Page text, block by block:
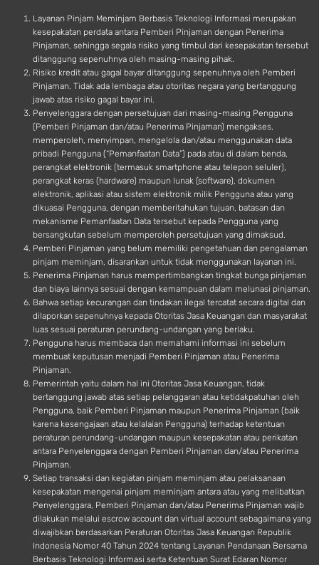
d
Layanan Pinjam Meminjam Berbasis Teknologi Informasi merupakan
kesepakatan perdata antara Pemberi Pinjaman dengan Penerima
Pinjaman, sehingga segala risiko yang timbul dari kesepakatan tersebut
ditanggung sepenuhnya oleh masing-masing pihak.
Risiko kredit atau gagal bayar ditanggung sepenuhnya oleh Pemberi
Pinjaman. Tidak ada lembaga atau otoritas negara yang bertanggung
jawab atas risiko gagal bayar ini.
Penyelenggara dengan persetujuan dari masing-masing Pengguna
(Pemberi Pinjaman dan/atau Penerima Pinjaman) mengakses,
memperoleh, menyimpan, mengelola dan/atau menggunakan data
pribadi Pengguna (“Pemanfaatan Data”) pada atau di dalam benda,
perangkat elektronik (termasuk smartphone atau telepon seluler),
perangkat keras (hardware) maupun lunak (software), dokumen
elektronik, aplikasi atau sistem elektronik milik Pengguna atau yang
dikuasai Pengguna, dengan memberitahukan tujuan, batasan dan
mekanisme Pemanfaatan Data tersebut kepada Pengguna yang
bersangkutan sebelum memperoleh persetujuan yang dimaksud.
Pemberi Pinjaman yang belum memiliki pengetahuan dan pengalaman
pinjam meminjam, disarankan untuk tidak menggunakan layanan ini.
Penerima Pinjaman harus mempertimbangkan tingkat bunga pinjaman
dan biaya lainnya sesuai dengan kemampuan dalam melunasi pinjaman.
Bahwa setiap kecurangan dan tindakan ilegal tercatat secara digital dan
dilaporkan sepenuhnya kepada Otoritas Jasa Keuangan dan masyarakat
luas sesuai peraturan perundang-undangan yang berlaku.
Pengguna harus membaca dan memahami informasi ini sebelum
membuat keputusan menjadi Pemberi Pinjaman atau Penerima
Pinjaman.
Pemerintah yaitu dalam hal ini Otoritas Jasa Keuangan, tidak
bertanggung jawab atas setiap pelanggaran atau ketidakpatuhan oleh
Pengguna, baik Pemberi Pinjaman maupun Penerima Pinjaman (baik
karena kesengajaan atau kelalaian Pengguna) terhadap ketentuan
peraturan perundang-undangan maupun kesepakatan atau perikatan
antara Penyelenggara dengan Pemberi Pinjaman dan/atau Penerima
Pinjaman.
Setiap transaksi dan kegiatan pinjam meminjam atau pelaksanaan
kesepakatan mengenai pinjam meminjam antara atau yang melibatkan
Penyelenggara, Pemberi Pinjaman dan/atau Penerima Pinjaman wajib
dilakukan melalui escrow account dan virtual account sebagaimana yang
diwajibkan berdasarkan Peraturan Otoritas Jasa Keuangan Republik
Indonesia Nomor 40 Tahun 2024 tentang Layanan Pendanaan Bersama
Berbasis Teknologi Informasi serta Ketentuan Surat Edaran Nomor